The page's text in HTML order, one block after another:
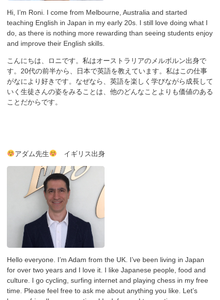
Hi, I’m Roni. I come from Melbourne, Australia and started
teaching English in Japan in my early 20s. I still love doing what I
do, as there is nothing more rewarding than seeing students enjoy
and improve their English skills.
こんにちは、ロニです。私はオーストラリアのメルボルン出身で
す。20代の前半から、日本で英語を教えています。私はこの仕事
がなにより好きです。なぜなら、英語を楽しく学びながら成長して
いく生徒さんの姿をみることは、他のどんなことよりも価値のある
ことだからです。
アダム先生 イギリス出身
Hello everyone. I’m Adam from the UK. I’ve been living in Japan
for over two years and I love it. I like Japanese people, food and
culture. I go cycling, surfing internet and playing chess in my free
time. Please feel free to ask me about anything you like. Let’s